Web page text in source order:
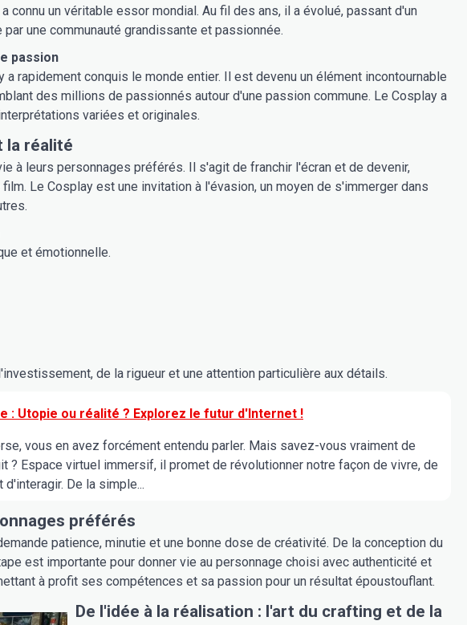
un véritable essor mondial. Au fil des ans, il a évolué, passant d'un
une communauté grandissante et passionnée.
passion
rapidement conquis le monde entier. Il est devenu un élément incontournable
des millions de passionnés autour d'une passion commune. Le Cosplay a
variées et originales.
la réalité
à leurs personnages préférés. Il s'agit de franchir l'écran et de devenir,
Le Cosplay est une invitation à l'évasion, un moyen de s'immerger dans
et émotionnelle.
de la rigueur et une attention particulière aux détails.
: Utopie ou réalité ? Explorez le futur d'Internet !
vous en avez forcément entendu parler. Mais savez-vous vraiment de
? Espace virtuel immersif, il promet de révolutionner notre façon de vivre, de
d'interagir. De la simple...
préférés
patience, minutie et une bonne dose de créativité. De la conception du
est importante pour donner vie au personnage choisi avec authenticité et
à profit ses compétences et sa passion pour un résultat époustouflant.
De l'idée à la réalisation : l'art du crafting et de la